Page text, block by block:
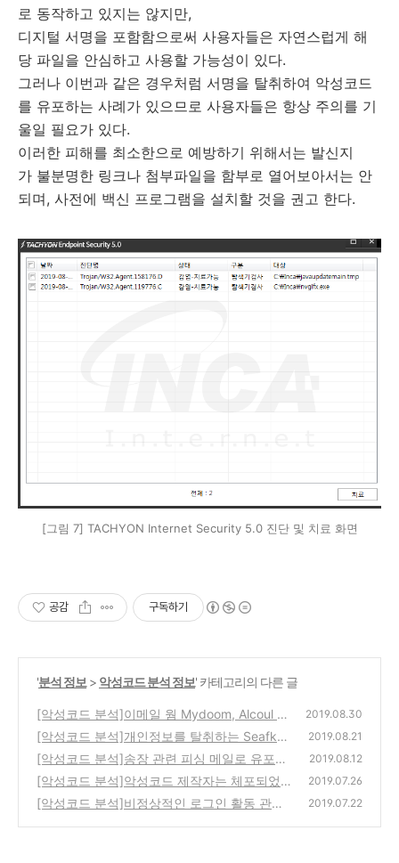
로 동작하고 있지는 않지만,
디지털 서명을 포함함으로써 사용자들은 자연스럽게 해
당 파일을 안심하고 사용할 가능성이 있다.
그러나 이번과 같은 경우처럼 서명을 탈취하여 악성코드
를 유포하는 사례가 있으므로 사용자들은 항상 주의를 기
울일 필요가 있다.
이러한 피해를 최소한으로 예방하기 위해서는 발신지
가 불분명한 링크나 첨부파일을 함부로 열어보아서는 안
되며, 사전에 백신 프로그램을 설치할 것을 권고 한다.
[그림 7] TACHYON Internet Security 5.0 진단 및 치료 화면
공감 구독하기
'분석 정보 > 악성코드 분석 정보' 카테고리의 다른 글
[악성코드 분석]이메일 웜 Mydoom, Alcoul 악
성코드 분석 보고서
(0)
2019.08.30
[악성코드 분석]개인정보를 탈취하는 Seafko
Agent 분석 보고서
(0)
2019.08.21
[악성코드 분석]송장 관련 피싱 메일로 유포되
는 스파이웨어 주의 AgentTesla
(0)
2019.08.12
[악성코드 분석]악성코드 제작자는 체포되었
지만 여전히 유포되는 NanoCore RAT
(0)
2019.07.26
[악성코드 분석]비정상적인 로그인 활동 관련
2019.07.22